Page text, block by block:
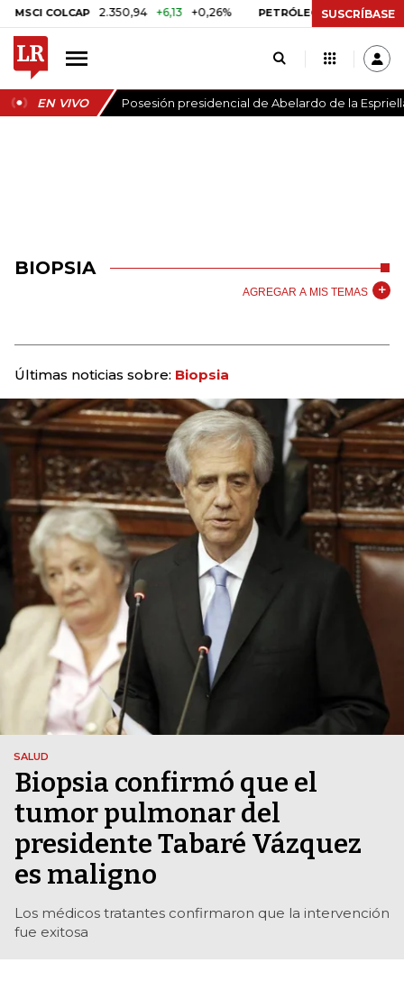
COLCAP 2.350,94 +6,13 +0,26% PETRÓLEO WTI US$ 78,01
SUSCRÍBASE
EN VIVO Posesión presidencial de Abelardo de la
BIOPSIA
AGREGAR A MIS TEMAS
Últimas noticias sobre: Biopsia
SALUD
Biopsia confirmó que el
tumor pulmonar del
presidente Tabaré Vázquez
es maligno
Los médicos tratantes confirmaron que la intervención
fue exitosa